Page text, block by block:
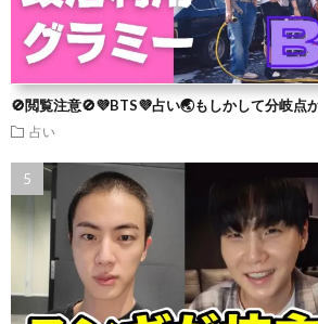
🚫閲覧注意🚫💜BTS💜占い🌏もしかして分岐点
占い